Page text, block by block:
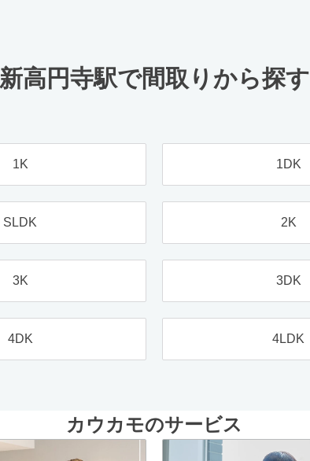
新高円寺駅で間取りから探す
1K 1DK
SLDK 2K
3K 3DK
4DK 4LDK
カウカモのサービス